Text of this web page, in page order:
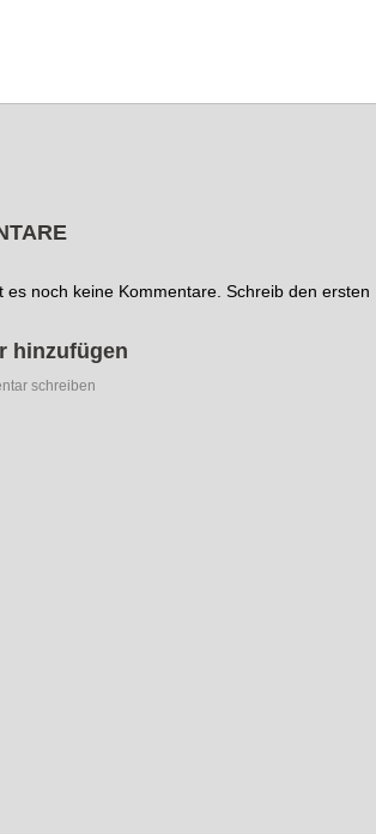
es noch keine Kommentare. Schreib den ersten
hinzufügen
schreiben